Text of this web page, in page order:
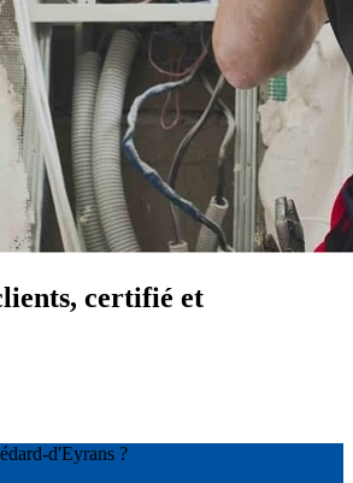
certifié et
d'Eyrans ?